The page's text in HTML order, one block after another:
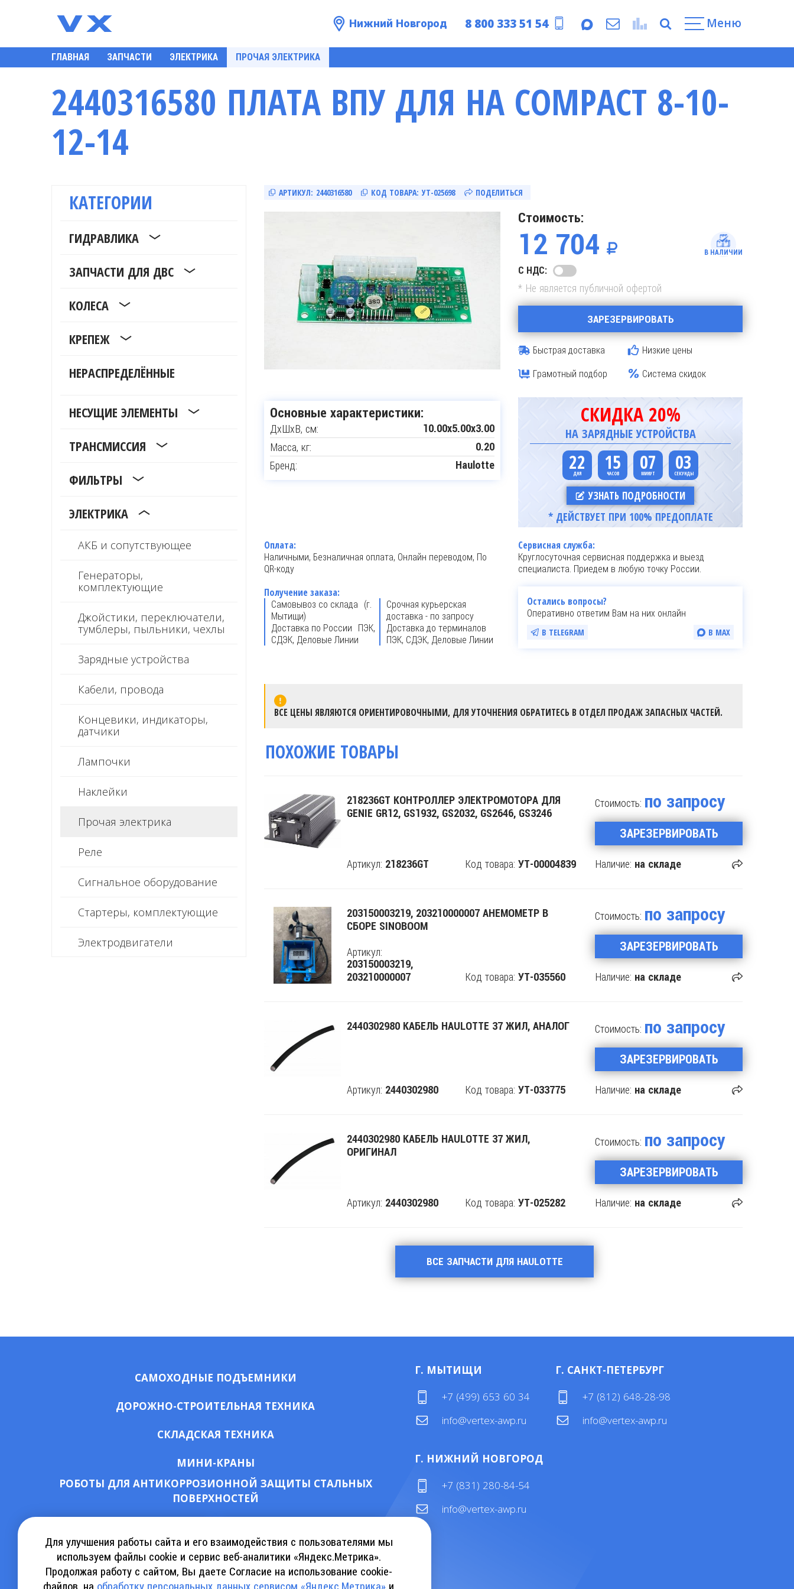
Нижний Новгород 8 800 333 51 54 Меню
ГЛАВНАЯ ЗАПЧАСТИ ЭЛЕКТРИКА ПРОЧАЯ ЭЛЕКТРИКА
2440316580 ПЛАТА ВПУ ДЛЯ HA COMPACT 8-10-
12-14
КАТЕГОРИИ
ГИДРАВЛИКА
ЗАПЧАСТИ ДЛЯ ДВС
КОЛЕСА
КРЕПЕЖ
НЕРАСПРЕДЕЛЁННЫЕ
НЕСУЩИЕ ЭЛЕМЕНТЫ
ТРАНСМИССИЯ
ФИЛЬТРЫ
ЭЛЕКТРИКА
АКБ и сопутствующее
Генераторы,
комплектующие
Джойстики, переключатели,
тумблеры, пыльники, чехлы
Зарядные устройства
Кабели, провода
Концевики, индикаторы,
датчики
Лампочки
Наклейки
Прочая электрика
Реле
Сигнальное оборудование
Стартеры, комплектующие
Электродвигатели
АРТИКУЛ: 2440316580 КОД ТОВАРА: УТ-025698 ПОДЕЛИТЬСЯ
Основные характеристики:
ДxШxВ, см: 10.00x5.00x3.00
Масса, кг: 0.20
Бренд: Haulotte
Стоимость:
12 704 В НАЛИЧИИ
С НДС:
* Не является публичной офертой
ЗАРЕЗЕРВИРОВАТЬ
Быстрая доставка
Низкие цены
Грамотный подбор
Система скидок
СКИДКА 20%
НА ЗАРЯДНЫЕ УСТРОЙСТВА
22 15 07 02
УЗНАТЬ ПОДРОБНОСТИ
* ДЕЙСТВУЕТ ПРИ 100% ПРЕДОПЛАТЕ
Оплата:
Наличными, Безналичная оплата, Онлайн переводом, По
QR-коду
Получение заказа:
Самовывоз со склада (г.
Мытищи)
Срочная курьерская
доставка - по запросу
Доставка по России ПЭК,
СДЭК, Деловые Линии
Доставка до терминалов
ПЭК, СДЭК, Деловые Линии
Сервисная служба:
Круглосуточная сервисная поддержка и выезд
специалиста. Приедем в любую точку России.
Остались вопросы?
Оперативно ответим Вам на них онлайн
В TELEGRAM В MAX
ВСЕ ЦЕНЫ ЯВЛЯЮТСЯ ОРИЕНТИРОВОЧНЫМИ, ДЛЯ УТОЧНЕНИЯ ОБРАТИТЕСЬ В ОТДЕЛ ПРОДАЖ ЗАПАСНЫХ ЧАСТЕЙ.
ПОХОЖИЕ ТОВАРЫ
218236GT КОНТРОЛЛЕР ЭЛЕКТРОМОТОРА ДЛЯ
GENIE GR12, GS1932, GS2032, GS2646, GS3246
Артикул: 218236GT Код товара: УТ-00004839
Стоимость: по запросу
ЗАРЕЗЕРВИРОВАТЬ
Наличие: на складе
Поделится
203150003219, 203210000007 АНЕМОМЕТР В
СБОРЕ SINOBOOM
Артикул:
203150003219,
203210000007
Код товара: УТ-035560
Стоимость: по запросу
ЗАРЕЗЕРВИРОВАТЬ
Наличие: на складе
Поделится
2440302980 КАБЕЛЬ HAULOTTE 37 ЖИЛ, АНАЛОГ
Артикул: 2440302980 Код товара: УТ-033775
Стоимость: по запросу
ЗАРЕЗЕРВИРОВАТЬ
Наличие: на складе
Поделится
2440302980 КАБЕЛЬ HAULOTTE 37 ЖИЛ,
ОРИГИНАЛ
Артикул: 2440302980 Код товара: УТ-025282
Стоимость: по запросу
ЗАРЕЗЕРВИРОВАТЬ
Наличие: на складе
Поделится
ВСЕ ЗАПЧАСТИ ДЛЯ HAULOTTE
САМОХОДНЫЕ ПОДЪЕМНИКИ
ДОРОЖНО-СТРОИТЕЛЬНАЯ ТЕХНИКА
СКЛАДСКАЯ ТЕХНИКА
МИНИ-КРАНЫ
РОБОТЫ ДЛЯ АНТИКОРРОЗИОННОЙ ЗАЩИТЫ СТАЛЬНЫХ
ПОВЕРХНОСТЕЙ
СКАЧАТЬ КАТАЛОГ АРЕНДЫ КАТАЛОГ KEBU CRANE
СКАЧАТЬ КАТАЛОГ SINOBOOM СКАЧАТЬ КАТАЛОГ INSLIFT
Г. МЫТИЩИ
+7 (499) 653 60 34
info@vertex-awp.ru
Г. НИЖНИЙ НОВГОРОД
+7 (831) 280-84-54
info@vertex-awp.ru
Г. САНКТ-ПЕТЕРБУРГ
+7 (812) 648-28-98
info@vertex-awp.ru
Для улучшения работы сайта и его взаимодействия с пользователями мы
используем файлы cookie и сервис веб-аналитики «Яндекс.Метрика».
Продолжая работу с сайтом, Вы даете Согласие на использование cookie-
файлов, на обработку персональных данных сервисом «Яндекс.Метрика» и